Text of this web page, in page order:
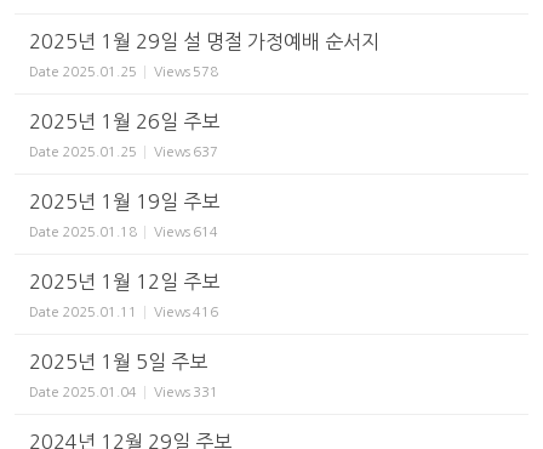
2025년 1월 29일 설 명절 가정예배 순서지
Date 2025.01.25 Views 578
2025년 1월 26일 주보
Date 2025.01.25 Views 637
2025년 1월 19일 주보
Date 2025.01.18 Views 614
2025년 1월 12일 주보
Date 2025.01.11 Views416
2025년 1월 5일 주보
Date 2025.01.04 Views 331
2024년 12월 29일 주보